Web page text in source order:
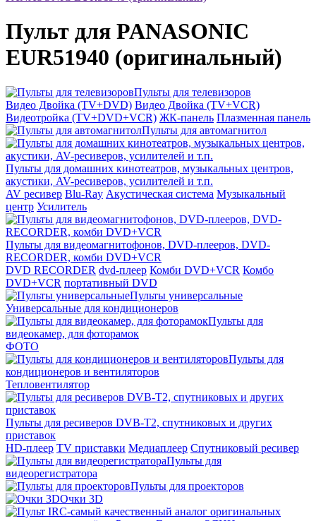
Пульт для PANASONIC
EUR51940 (оригинальный)
Пульты для телевизоров
Видео Двойка (TV+DVD) Видео Двойка (TV+VCR)
Видеотройка (TV+DVD+VCR) ЖК-панель Плазменная панель
Пульты для автомагнитол
Пульты для домашних кинотеатров, музыкальных центров,
акустики, AV-ресиверов, усилителей и т.п.
AV ресивер Blu-Ray Акустическая система Музыкальный
центр Усилитель
Пульты для видеомагнитофонов, DVD-плееров, DVD-
RECORDER, комби DVD+VCR
DVD RECORDER dvd-плеер Комби DVD+VCR Комбо
DVD+VCR портативный DVD
Пульты универсальные
Универсальные для кондиционеров
Пульты для
видеокамер, для фоторамок
ФОТО
Пульты для
кондиционеров и вентиляторов
Тепловентилятор
Пульты для ресиверов DVB-T2, спутниковых и других
приставок
HD-плеер TV приставки Медиаплеер Спутниковый ресивер
Пульты для
видеорегистратора
Пульты для проекторов
Очки 3D